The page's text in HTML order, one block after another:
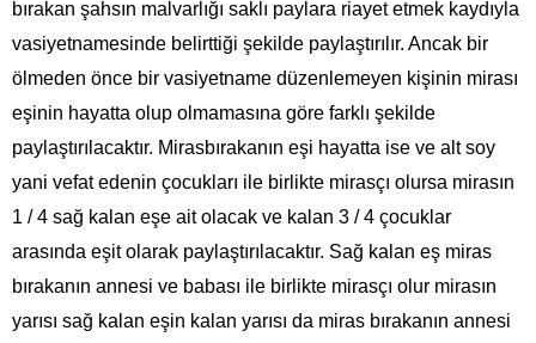
bırakan şahsın malvarlığı saklı paylara riayet etmek kaydıyla
vasiyetnamesinde belirttiği şekilde paylaştırılır. Ancak bir
ölmeden önce bir vasiyetname düzenlemeyen kişinin mirası
eşinin hayatta olup olmamasına göre farklı şekilde
paylaştırılacaktır. Mirasbırakanın eşi hayatta ise ve alt soy
yani vefat edenin çocukları ile birlikte mirasçı olursa mirasın
1 / 4 sağ kalan eşe ait olacak ve kalan 3 / 4 çocuklar
arasında eşit olarak paylaştırılacaktır. Sağ kalan eş miras
bırakanın annesi ve babası ile birlikte mirasçı olur mirasın
yarısı sağ kalan eşin kalan yarısı da miras bırakanın annesi